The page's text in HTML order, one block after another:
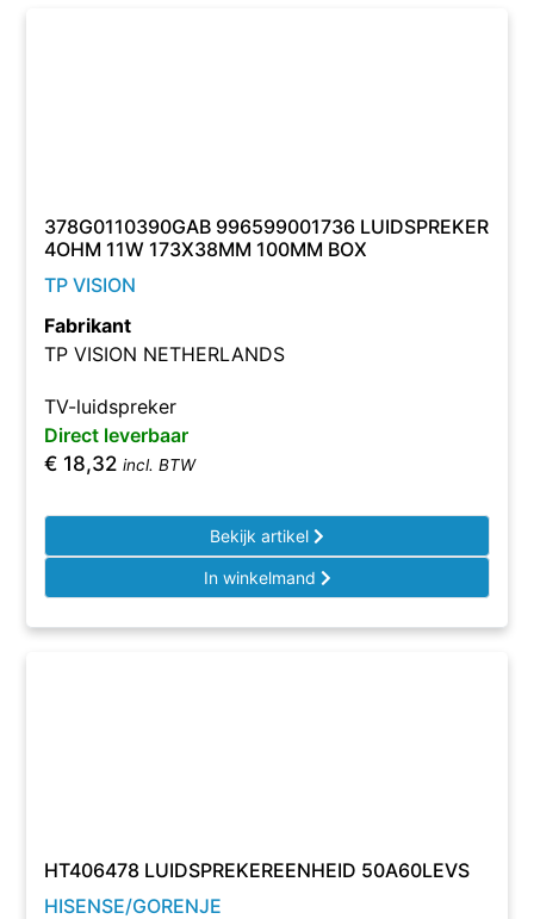
378G0110390GAB 996599001736 LUIDSPREKER
4OHM 11W 173X38MM 100MM BOX
TP VISION
Fabrikant
TP VISION NETHERLANDS
TV-luidspreker
Direct leverbaar
€ 18,32 incl. BTW
Bekijk artikel
In winkelmand
HT406478 LUIDSPREKEREENHEID 50A60LEVS
HISENSE/GORENJE